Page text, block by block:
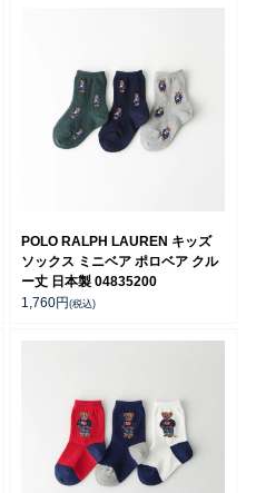
POLO RALPH LAUREN キッズ
ソックス ミニベア ポロベア クル
ー丈 日本製 04835200
1,760円 (税込)